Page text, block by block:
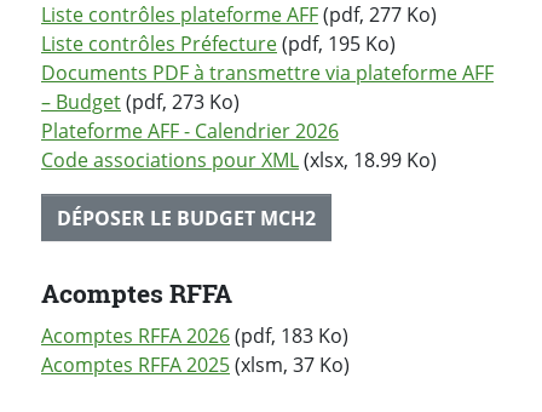
Liste contrôles plateforme AFF(pdf, 277 Ko)
Liste contrôles Préfecture(pdf, 195 Ko)
Documents PDF à transmettre via plateforme AFF
– Budget(pdf, 273 Ko)
Plateforme AFF - Calendrier 2026
Code associations pour XML(xlsx, 18.99 Ko)
DÉPOSER LE BUDGET MCH2
Acomptes RFFA
Acomptes RFFA 2026(pdf, 183 Ko)
Acomptes RFFA 2025(xlsm, 37 Ko)